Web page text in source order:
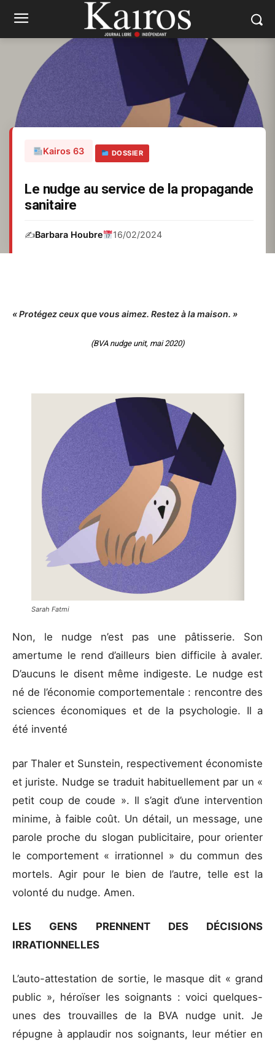
Kairos 63 DOSSIER
Le nudge au service de la propagande
sanitaire
✍️Barbara Houbre 16/02/2024
« Protégez ceux que vous aimez. Restez à la maison. »
(BVA nudge unit, mai 2020)
Sarah Fatmi
Non, le nudge n’est pas une pâtisserie. Son
amertume le rend d’ailleurs bien difficile à avaler.
D’aucuns le disent même indigeste. Le nudge est
né de l’économie comportementale : rencontre des
sciences économiques et de la psychologie. Il a
été inventé
par Thaler et Sunstein, respectivement économiste
et juriste. Nudge se traduit habituellement par un «
petit coup de coude ». Il s’agit d’une intervention
minime, à faible coût. Un détail, un message, une
parole proche du slogan publicitaire, pour orienter
le comportement « irrationnel » du commun des
mortels. Agir pour le bien de l’autre, telle est la
volonté du nudge. Amen.
LES GENS PRENNENT DES DÉCISIONS
IRRATIONNELLES
L’auto-attestation de sortie, le masque dit « grand
public », héroïser les soignants : voici quelques-
unes des trouvailles de la BVA nudge unit. Je
répugne à applaudir nos soignants, leur métier en